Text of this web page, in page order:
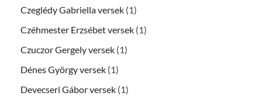
Czeglédy Gabriella versek (1)
Czéhmester Erzsébet versek (1)
Czuczor Gergely versek (1)
Dénes György versek (1)
Devecseri Gábor versek (1)